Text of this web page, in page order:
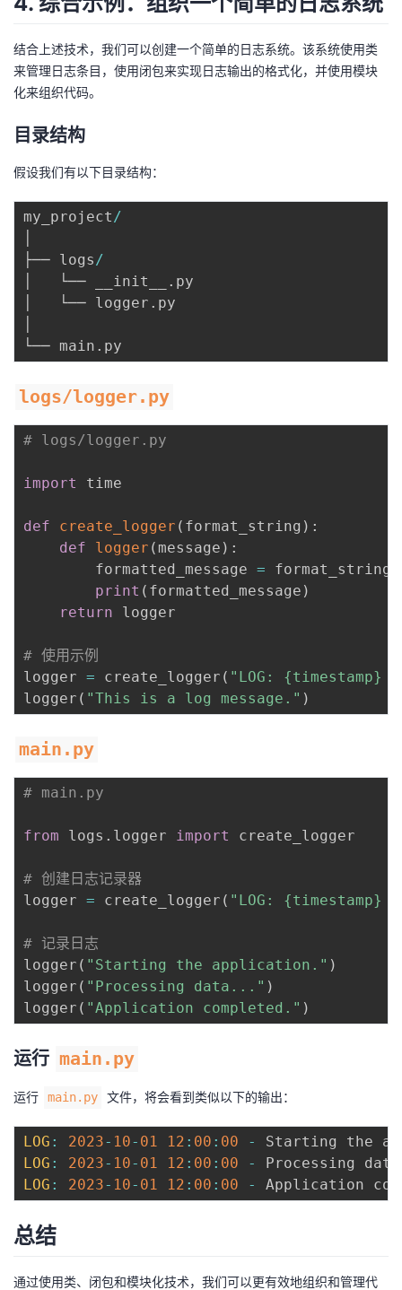
结合上述技术，我们可以创建一个简单的日志系统。该系统使用类
来管理日志条目，使用闭包来实现日志输出的格式化，并使用模块
化来组织代码。
目录结构
假设我们有以下目录结构：
my_project /
├── logs /
│   └── __init__
. py
│   └── logger . py
└── main .
logs/logger.py
# logs/logger.py
import time
def create_logger ( format_string ) :
def
logger ( message ) :
        formatted_message
= format_string
print ( formatted_message )
return logger
# 使用示例
logger = create_logger ( "LOG: {timestamp}
logger ( "This is a log message." )
main.py
# main.py
from logs . logger import create_logger
# 创建日志记录器
logger = create_logger ( "LOG: {timestamp}
# 记录日志
logger ( "Starting the application." )
logger ( "Processing data..." )
logger ( "Application completed." )
运行 main.py
运行 main.py 文件，将会看到类似以下的输出：
LOG : 2023- 10- 01 12 : 00 : 00 -
Starting the
LOG : 2023- 10- 01 12 : 00 : 00 - Processing data
LOG : 2023- 10- 01 12 : 00 : 00 - Application
总结
通过使用类、闭包和模块化技术，我们可以更有效地组织和管理代